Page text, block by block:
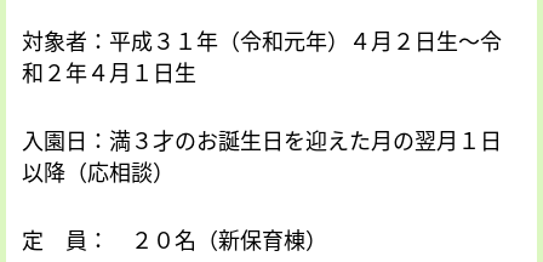
対象者：平成３１年（令和元年）４月２日生～令
和２年４月１日生
入園日：満３才のお誕生日を迎えた月の翌月１日
以降（応相談）
定 員： ２０名（新保育棟）